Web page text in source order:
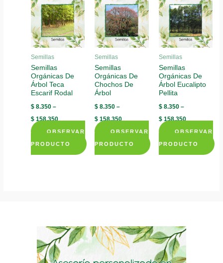
variants.
The
options
may
chosen
on
the
The
options
may
be
chosen
on
the
product
page
variants.
The
options
may
chosen
on
the
Semillas
Semillas
Orgánicas De
Árbol Teca
Escarif Rodal
$ 8.350 –
$ 158.350
OBSERVAR
PRODUCTO
This
options
may
be
Semillas
Semillas
Orgánicas De
Chochos De
Árbol
$ 8.350 –
$ 158.350
OBSERVAR
PRODUCTO
This
options
may
Semillas
Semillas
Orgánicas De
Árbol Eucalipto
Pellita
$8.350–
$158.350
OBSERVAR
PRODUCTO
This
options
may
be